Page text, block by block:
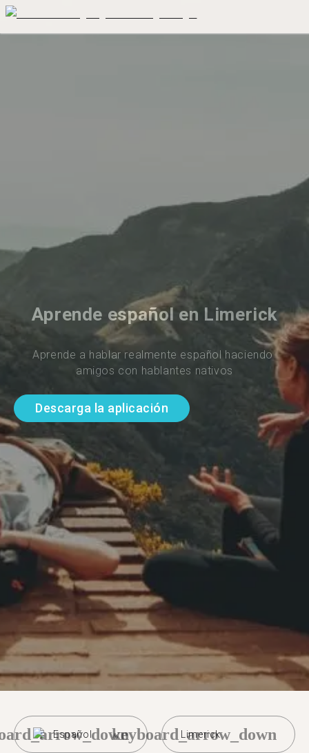
Aprende español en Limerick
Aprende a hablar realmente español haciendo
amigos con hablantes nativos
Descarga la aplicación
Español Limerick
keyboard_arrow_down